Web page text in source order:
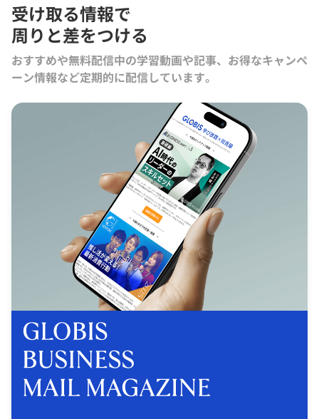
受け取る情報で
周りと差をつける
おすすめや無料配信中の学習動画や記事、お得なキャンペ
ーン情報など定期的に配信しています。